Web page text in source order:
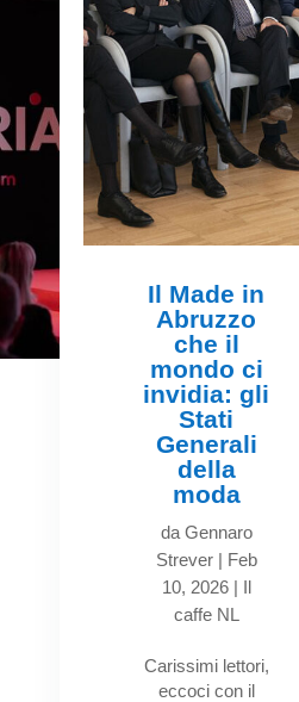
Il Made in
Abruzzo
che il
mondo ci
invidia: gli
Stati
Generali
della
moda
da Gennaro
Strever| Feb
10, 2026| Il
caffe NL
Carissimi lettori,
eccoci con il